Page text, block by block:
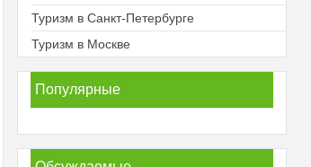
Туризм в Санкт-Петербурге
Туризм в Москве
Популярные